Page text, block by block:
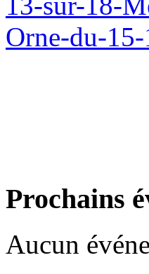
Prochains
Aucun